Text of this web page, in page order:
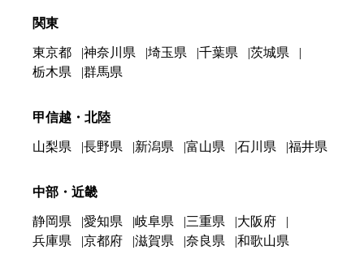
関東
東京都 神奈川県 埼玉県 千葉県
茨城県
栃木県
群馬県
甲信越・北陸
山梨県 長野県 新潟県 富山県 石川県 福井県
中部・近畿
静岡県 愛知県 岐阜県 三重県
大阪府
兵庫県
京都府 滋賀県 奈良県 和歌山県